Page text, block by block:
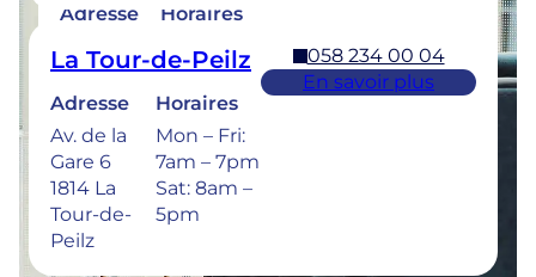
La Tour-de-Peilz
Adresse
Av. de la
Gare 6
1814 La
Tour-de-
Peilz
Horaires
Mon – Fri:
7am – 7pm
Sat: 8am –
5pm
058 234 00 04
En savoir plus
Adresse
Rue de la
Sionge 37
1630 Bulle
Horaires
Mon –
Thu: 7am –
8pm
Fri: 7am –
6pm
Sat: 8am –
5pm